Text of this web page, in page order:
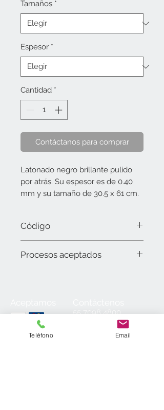
Tamaños *
Espesor *
Cantidad *
Contáctanos para comprar
Latonado negro brillante pulido
por atrás. Su espesor es de 0.40
mm y su tamaño de 30.5 x 61 cm.
Código
(30.5 x 61 cm).
Procesos aceptados
557098 4800
55 7098 2152
55 7098 6954
55 7098 6934
Teléfono Email